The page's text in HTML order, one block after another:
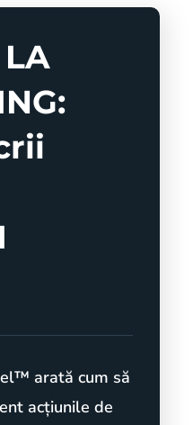
LA
arată cum să
acțiunile de